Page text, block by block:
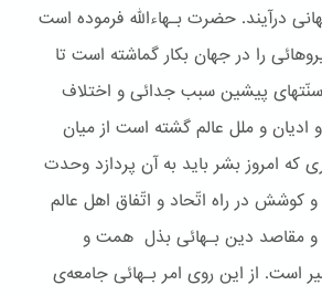
درآیند. حضرت بـهاءالله فرموده است
را در جهان بکار گماشته است تا
پیشین سبب جدائی و اختلاف
ادیان و ملل عالم گشته است از میان
که امروز بشر باید به آن پردازد وحدت
کوشش در راه اتّحاد و اتّفاق اهل عالم
مقاصد دین بـهائی بذل همت و
است. از این روی امر بـهائی جامعه‌ی